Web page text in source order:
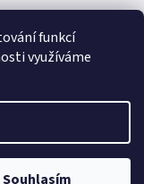
funkcí
využíváme
Souhlasím